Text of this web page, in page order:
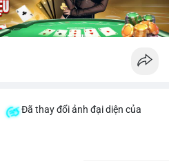
Đã thay đổi ảnh đại diện của